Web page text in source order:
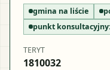
gmina na liście
punkt konsultacyjny:
TERYT
1810032